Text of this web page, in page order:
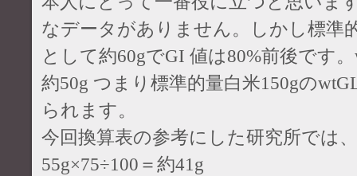
なデータがありません。しかし標準
として約60gでGI 値は80%前後です
約50g つまり標準的量白米150gの
られます。
今回換算表の参考にした研究所では
55g×75÷100＝約41g